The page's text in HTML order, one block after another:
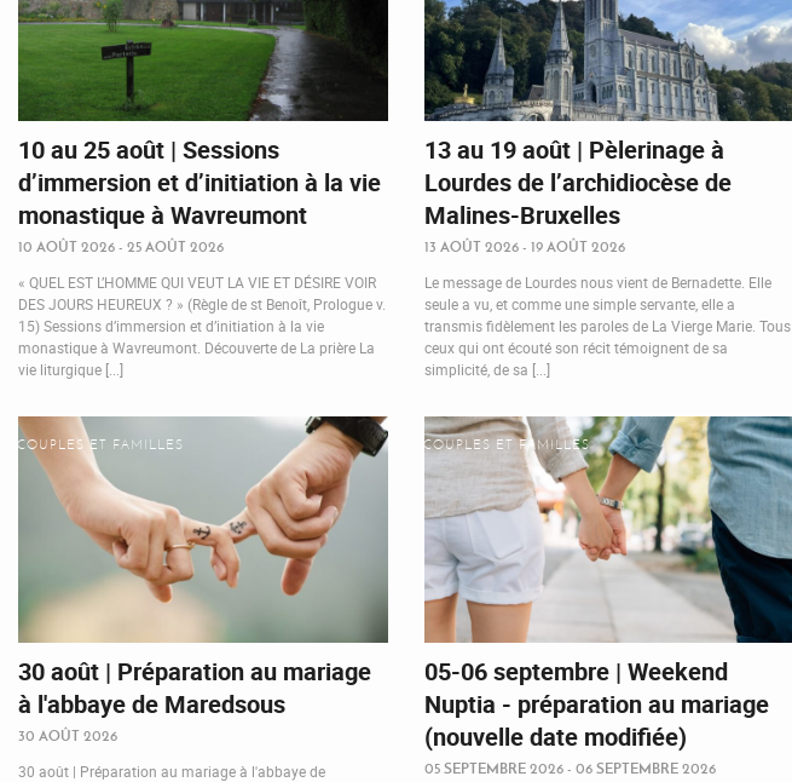
10 au 25 août | Sessions
d’immersion et d’initiation à la vie
monastique à Wavreumont
10 AOÛT 2026 - 25 AOÛT 2026
« QUEL EST L’HOMME QUI VEUT LA VIE ET DÉSIRE VOIR
DES JOURS HEUREUX ? » (Règle de st Benoît, Prologue v.
15) Sessions d’immersion et d’initiation à la vie
monastique à Wavreumont. Découverte de La prière La
vie liturgique [...]
13 au 19 août | Pèlerinage à
Lourdes de l’archidiocèse de
Malines-Bruxelles
13 AOÛT 2026 - 19 AOÛT 2026
Le message de Lourdes nous vient de Bernadette. Elle
seule a vu, et comme une simple servante, elle a
transmis fidèlement les paroles de La Vierge Marie. Tous
ceux qui ont écouté son récit témoignent de sa
simplicité, de sa [...]
COUPLES ET FAMILLES
30 août | Préparation au mariage
à l'abbaye de Maredsous
30 AOÛT 2026
30 août | Préparation au mariage à l'abbaye de
COUPLES ET FAMILLES
05-06 septembre | Weekend
Nuptia - préparation au mariage
(nouvelle date modifiée)
05 SEPTEMBRE 2026 - 06 SEPTEMBRE 2026